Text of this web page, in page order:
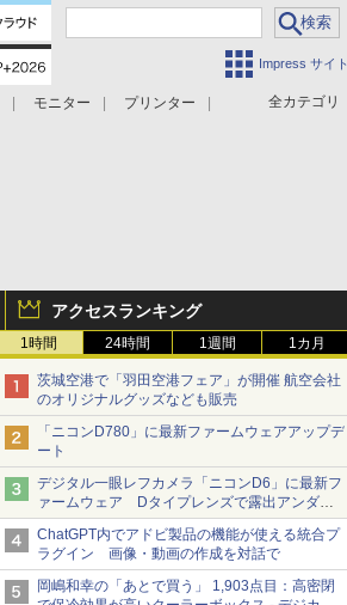
Impress サイト
全カテゴリ
モニター
プリンター
アクセスランキング
1時間 24時間 1週間 1カ月
茨城空港で「羽田空港フェア」が開催 航空会社
のオリジナルグッズなども販売
「ニコンD780」に最新ファームウェアアップデ
ート
デジタル一眼レフカメラ「ニコンD6」に最新フ
ァームウェア Dタイプレンズで露出アンダー
になる現象の修正など
ChatGPT内でアドビ製品の機能が使える統合プ
ラグイン 画像・動画の作成を対話で
岡嶋和幸の「あとで買う」 1,903点目：高密閉